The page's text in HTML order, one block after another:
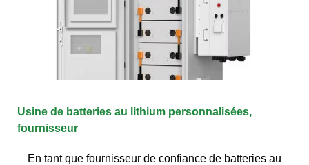
Usine de batteries au lithium personnalisées,
fournisseur
En tant que fournisseur de confiance de batteries au